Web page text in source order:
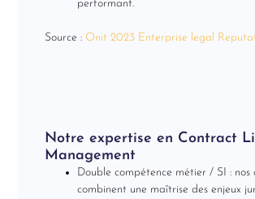
performant.
Source : Onit 2023 Enterprise legal
Notre expertise en Contract
Management
Double compétence métier / SI : nos
combinent une maîtrise des enjeux